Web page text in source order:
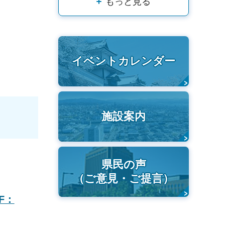
イベントカレンダー
施設案内
県民の声
（ご意見・ご提言）